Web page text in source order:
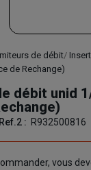
de débit
de Rechange)
débit unid
Ref.2 : R932500816
vous